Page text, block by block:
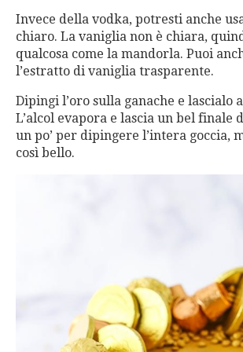
Invece della vodka, potresti anche
chiaro. La vaniglia non è chiara,
qualcosa come la mandorla. Puoi
l’estratto di vaniglia trasparente.
Dipingi l’oro sulla ganache e lascialo
L’alcol evapora e lascia un bel finale
un po’ per dipingere l’intera goccia,
così bello.